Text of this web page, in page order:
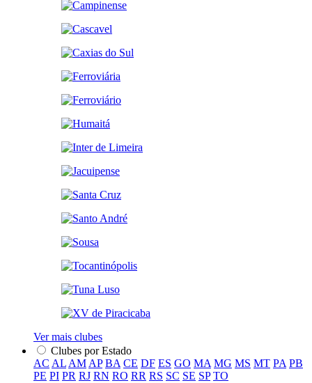
Ver mais clubes
Clubes por Estado
AC AL AM AP BA CE DF ES GO MA MG MS MT PA PB
PE PI PR RJ RN RO RR RS SC SE SP TO